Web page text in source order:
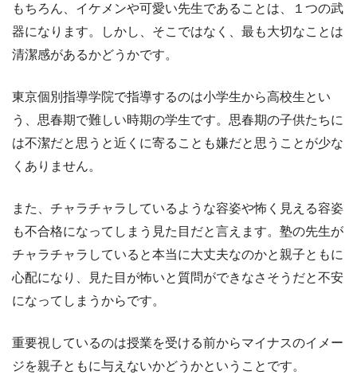
もちろん、イケメンや可愛い先生であることは、１つの武
器になります。しかし、そこではなく、最も大切なことは
清潔感があるかどうかです。
東京個別指導学院で指導するのは小学生から高校生とい
う、思春期で難しい時期の学生です。思春期の子供たちに
は不潔だと思うと近くに寄ることも嫌だと思うことが少な
くありません。
また、チャラチャラしているような容姿や怖く見える容姿
も不合格になってしまう見た目だと言えます。塾の先生が
チャラチャラしていると本当に大丈夫なのかと親子ともに
心配になり、見た目が怖いと質問ができなさそうだと不安
になってしまうからです。
重要視しているのは授業を受ける前からマイナスのイメー
ジを親子ともに与えないかどうかということです。